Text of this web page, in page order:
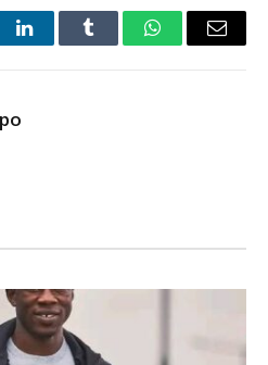
LinkedInTumblr WhatsAppEmail